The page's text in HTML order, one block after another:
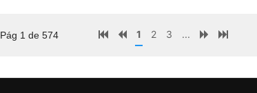
Pág 1 de 574 1 2 3 ...